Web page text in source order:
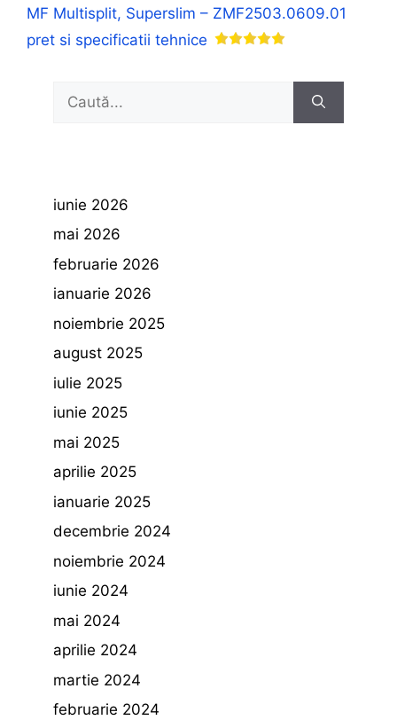
MF Multisplit, Superslim – ZMF2503.0609.01
pret si specificatii tehnice
după:
iunie 2026
mai 2026
februarie 2026
ianuarie 2026
noiembrie 2025
august 2025
iulie 2025
iunie 2025
mai 2025
aprilie 2025
ianuarie 2025
decembrie 2024
noiembrie 2024
iunie 2024
mai 2024
aprilie 2024
martie 2024
februarie 2024